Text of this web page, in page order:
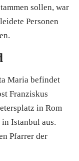
sollen, war
Personen
Maria befindet
Franziskus
in Rom
Istanbul aus.
Pfarrer der